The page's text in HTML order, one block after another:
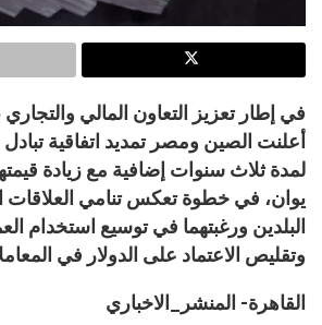
في إطار تعزيز التعاون المالي والتجاري
أعلنت الصين ومصر تمديد اتفاقية تبادل
يوان، في خطوة تعكس تنامي العلاقات
البلدين ورغبتهما في توسيع استخدام
وتقليص الاعتماد على الدولار في
القاهرة- المنشر_الاخباري